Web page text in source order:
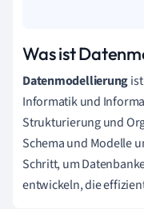
Was ist
Datenmodellierung
Informatik und
Strukturierung und
Schema und Modelle
Schritt, um
entwickeln, die